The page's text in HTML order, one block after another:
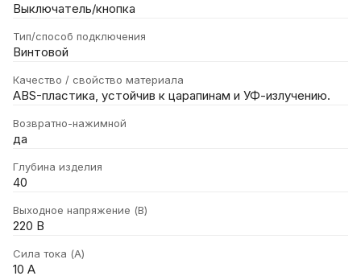
Выключатель/кнопка
Тип/способ подключения
Винтовой
Качество / свойство материала
ABS-пластика, устойчив к царапинам и УФ-излучению.
Возвратно-нажимной
да
Глубина изделия
40
Выходное напряжение (В)
220 В
Сила тока (А)
10 А